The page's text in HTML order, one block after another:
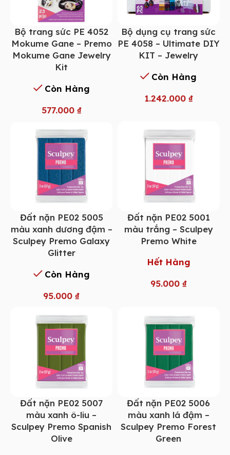
Bộ trang sức PE 4052
Mokume Gane – Premo
Mokume Gane Jewelry
Kit
Còn Hàng
577.000 ₫
Bộ dụng cụ trang sức
PE 4058 – Ultimate DIY
KIT – Jewelry
Còn Hàng
1.242.000 ₫
Đất nặn PE02 5005
màu xanh dương đậm –
Sculpey Premo Galaxy
Glitter
Còn Hàng
95.000 ₫
Đất nặn PE02 5001
màu trắng – Sculpey
Premo White
Hết Hàng
95.000 ₫
Đất nặn PE02 5007
màu xanh ô-liu –
Sculpey Premo Spanish
Olive
Đất nặn PE02 5006
màu xanh lá đậm –
Sculpey Premo Forest
Green